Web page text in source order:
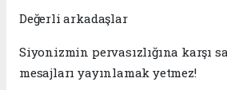
Değerli arkadaşlar
Siyonizmin pervasızlığına karşı
mesajları yayınlamak yetmez!